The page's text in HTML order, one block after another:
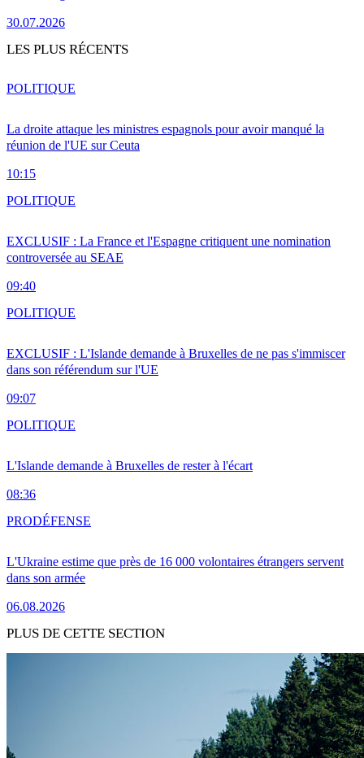
30.07.2026
LES PLUS RÉCENTS
La droite attaque les ministres espagnols pour avoir manqué la
réunion de l'UE sur Ceuta
10:15
POLITIQUE
EXCLUSIF : La France et l'Espagne critiquent une nomination
controversée au SEAE
09:40
POLITIQUE
EXCLUSIF : L'Islande demande à Bruxelles de ne pas s'immiscer
dans son référendum sur l'UE
09:07
POLITIQUE
L'Islande demande à Bruxelles de rester à l'écart
08:36
POLITIQUE
L'Ukraine estime que près de 16 000 volontaires étrangers servent
dans son armée
06.08.2026
PRODÉFENSE
PLUS DE CETTE SECTION